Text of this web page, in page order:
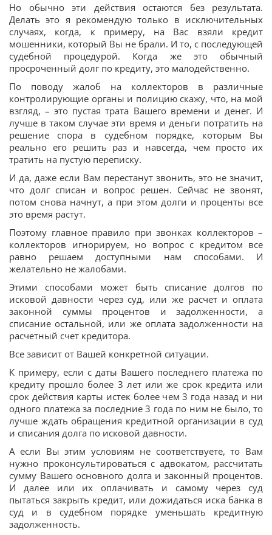
Но обычно эти действия остаются без результата.
Делать это я рекомендую только в исключительных
случаях, когда, к примеру, на Вас взяли кредит
мошенники, который Вы не брали. И то, с последующей
судебной процедурой. Когда же это обычный
просроченный долг по кредиту, это малодейственно.
По поводу жалоб на коллекторов в различные
контролирующие органы и полицию скажу, что, на мой
взгляд, – это пустая трата Вашего времени и денег. И
лучше в таком случае эти время и деньги потратить на
решение спора в судебном порядке, которым Вы
реально его решить раз и навсегда, чем просто их
тратить на пустую переписку.
И да, даже если Вам перестанут звонить, это не значит,
что долг списан и вопрос решен. Сейчас не звонят,
потом снова начнут, а при этом долги и проценты все
это время растут.
Поэтому главное правило при звонках коллекторов –
коллекторов игнорируем, но вопрос с кредитом все
равно решаем доступными нам способами. И
желательно не жалобами.
Этими способами может быть списание долгов по
исковой давности через суд, или же расчет и оплата
законной суммы процентов и задолженности, а
списание остальной, или же оплата задолженности на
расчетный счет кредитора.
Все зависит от Вашей конкретной ситуации.
К примеру, если с даты Вашего последнего платежа по
кредиту прошло более 3 лет или же срок кредита или
срок действия карты истек более чем 3 года назад и ни
одного платежа за последние 3 года по ним не было, то
лучше ждать обращения кредитной организации в суд
и списания долга по исковой давности.
А если Вы этим условиям не соответствуете, то Вам
нужно проконсультироваться с адвокатом, рассчитать
сумму Вашего основного долга и законный процентов.
И далее или их оплачивать и самому через суд
пытаться закрыть кредит, или дожидаться иска банка в
суд и в судебном порядке уменьшать кредитную
задолженность.